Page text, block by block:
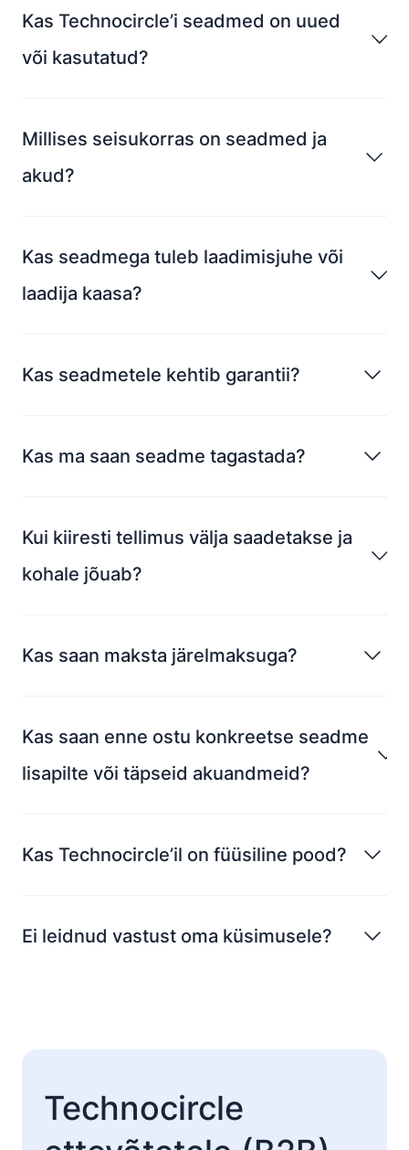
Kas Technocircle’i seadmed on uued
või kasutatud?
Millises seisukorras on seadmed ja
akud?
Kas seadmega tuleb laadimisjuhe või
laadija kaasa?
Kas seadmetele kehtib garantii?
Kas ma saan seadme tagastada?
Kui kiiresti tellimus välja saadetakse ja
kohale jõuab?
Kas saan maksta järelmaksuga?
Kas saan enne ostu konkreetse seadme
lisapilte või täpseid akuandmeid?
Kas Technocircle’il on füüsiline pood?
Ei leidnud vastust oma küsimusele?
Technocircle